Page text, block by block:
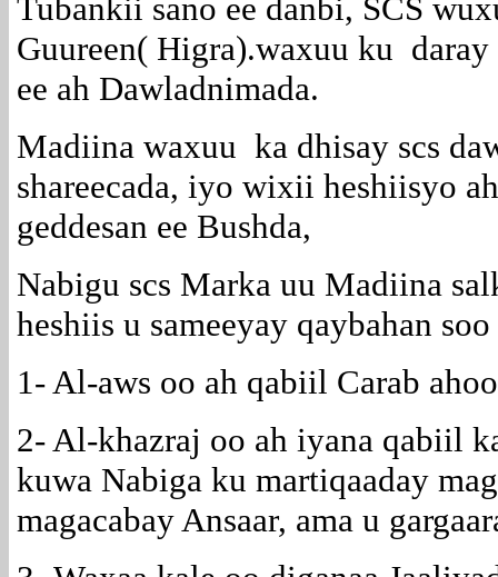
Tubankii sano ee danbi, SCS
Guureen( Higra).waxuu ku
ee ah Dawladnimada.
Madiina waxuu ka dhisay scs
shareecada, iyo wixii heshiisyo
geddesan ee Bushda,
Nabigu scs Marka uu Madiina
heshiis u sameeyay qaybahan
1- Al-aws oo ah qabiil Carab
2- Al-khazraj oo ah iyana qabiil
kuwa Nabiga ku martiqaaday
magacabay Ansaar, ama u